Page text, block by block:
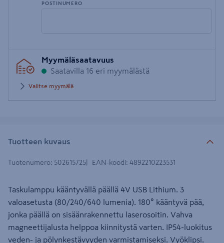
POSTINUMERO
postinumero
Myymäläsaatavuus
Saatavilla 16 eri myymälästä
Valitse myymälä
Tuotteen kuvaus
Tuotenumero: 502615725 EAN-koodi: 4892210223531
Taskulamppu kääntyvällä päällä 4V USB Lithium. 3
valoasetusta (80/240/640 lumenia). 180° kääntyvä pää,
jonka päällä on sisäänrakennettu laserosoitin. Vahva
magneettijalusta helppoa kiinnitystä varten. IP54-luokitus
veden- ja pölynkestävyyden varmistamiseksi. Vyöklipsi.